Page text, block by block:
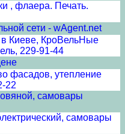
, флаера. Печать.
сети - wAgent.net
Киеве, КроВельНые
229-91-44
фасадов, утепление
22
самовары
самовары